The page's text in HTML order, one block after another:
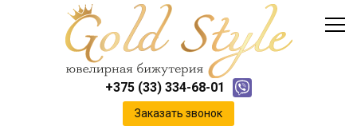
+375 (33) 334-68-01
Заказать звонок
Каталог
Доставка и оплата
Инфо
Контакты
Положение о cookie-файлах